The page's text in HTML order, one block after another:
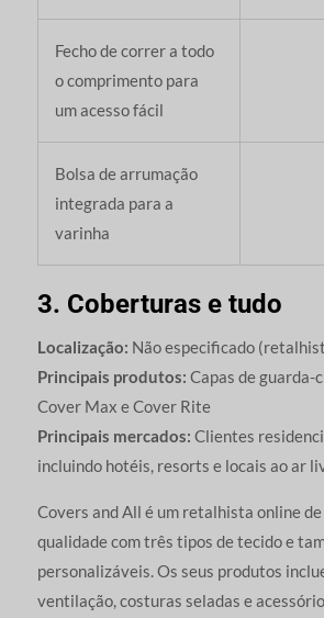
Fecho de correr a todo
o comprimento para
um acesso fácil
Bolsa de arrumação
integrada para a
varinha
3. Coberturas e tudo
Localização: Não especificado
Principais produtos: Capas de guarda-
Cover Max e Cover Rite
Principais mercados: Clientes
incluindo hotéis, resorts e locais ao ar
Covers and All é um retalhista online
qualidade com três tipos de tecido e
personalizáveis. Os seus produtos
ventilação, costuras seladas e